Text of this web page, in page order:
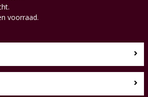
voorraad.